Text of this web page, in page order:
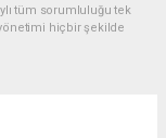
tüm sorumluluğu tek
hiçbir şekilde